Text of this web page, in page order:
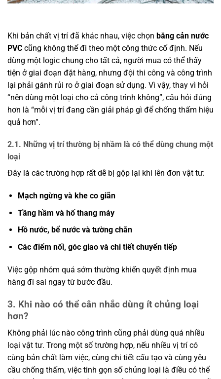
Khi bản chất vị trí đã khác nhau, việc chọn băng cản nước
PVC cũng không thể đi theo một công thức cố định. Nếu
dùng một logic chung cho tất cả, người mua có thể thấy
tiện ở giai đoạn đặt hàng, nhưng đội thi công và công trình
lại phải gánh rủi ro ở giai đoạn sử dụng. Vì vậy, thay vì hỏi
“nên dùng một loại cho cả công trình không”, câu hỏi đúng
hơn là “mỗi vị trí đang cần giải pháp gì để chống thấm hiệu
quả hơn”.
2.1. Những vị trí thường bị nhầm là có thể dùng chung một
loại
Đây là các trường hợp rất dễ bị gộp lại khi lên đơn vật tư:
Mạch ngừng và khe co giãn
Tầng hầm và hố thang máy
Hồ nước, bể nước và tường chắn
Các điểm nối, góc giao và chi tiết chuyển tiếp
Việc gộp nhóm quá sớm thường khiến quyết định mua
hàng đi sai ngay từ bước đầu.
3. Khi nào có thể cân nhắc dùng ít chủng loại
hơn?
Không phải lúc nào công trình cũng phải dùng quá nhiều
loại vật tư. Trong một số trường hợp, nếu nhiều vị trí có
cùng bản chất làm việc, cùng chi tiết cấu tạo và cùng yêu
cầu chống thấm, việc tinh gọn số chủng loại là điều có thể